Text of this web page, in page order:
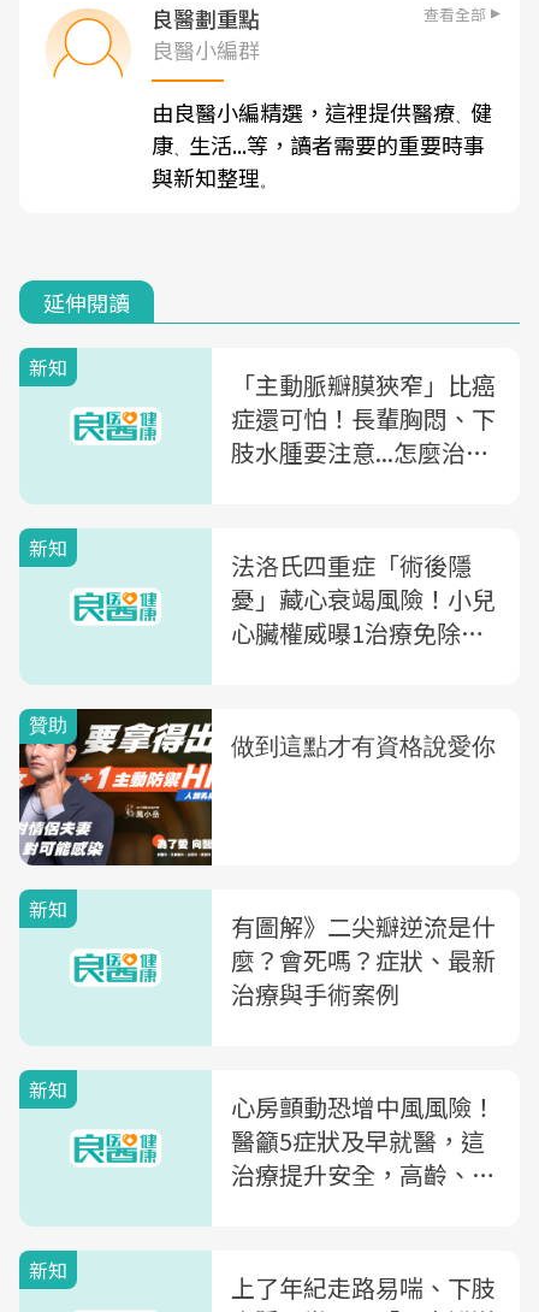
良醫劃重點 查看全部
良醫小編群
由良醫小編精選，這裡提供醫療、 健
康、 生活...等，讀者需要的重要時事
與新知整理。
延伸閱讀
新知
「主動脈瓣膜狹窄」比癌
症還可怕！長輩胸悶、下
肢水腫要注意...怎麼治
新知
法洛氏四重症「術後隱
憂」藏心衰竭風險！小兒
心臟權威曝1治療免除開
新知
有圖解》二尖瓣逆流是什
麼？會死嗎？症狀、最新
治療與手術案例
新知
心房顫動恐增中風風險！
醫籲5症狀及早就醫，這
治療提升安全，高齡、心
新知
上了年紀走路易喘、下肢